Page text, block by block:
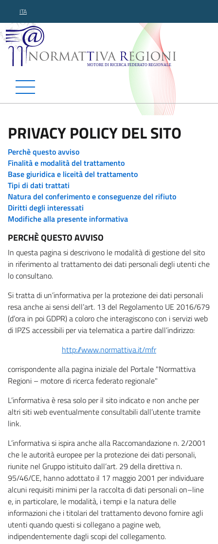
ITA
Normattiva Regioni -
PRIVACY POLICY DEL SITO
Perchè questo avviso
Finalità e modalità del trattamento
Base giuridica e liceità del trattamento
Tipi di dati trattati
Natura del conferimento e conseguenze del rifiuto
Diritti degli interessati
Modifiche alla presente informativa
PERCHÈ QUESTO AVVISO
In questa pagina si descrivono le modalità di gestione del sito
in riferimento al trattamento dei dati personali degli utenti che
lo consultano.
Si tratta di un’informativa per la protezione dei dati personali
resa anche ai sensi dell’art. 13 del Regolamento UE 2016/679
(d’ora in poi GDPR) a coloro che interagiscono con i servizi web
di IPZS accessibili per via telematica a partire dall’indirizzo:
http://www.normattiva.it/mfr
corrispondente alla pagina iniziale del Portale "Normattiva
Regioni – motore di ricerca federato regionale"
L’informativa è resa solo per il sito indicato e non anche per
altri siti web eventualmente consultabili dall’utente tramite
link.
L’informativa si ispira anche alla Raccomandazione n. 2/2001
che le autorità europee per la protezione dei dati personali,
riunite nel Gruppo istituito dall’art. 29 della direttiva n.
95/46/CE, hanno adottato il 17 maggio 2001 per individuare
alcuni requisiti minimi per la raccolta di dati personali on–line
e, in particolare, le modalità, i tempi e la natura delle
informazioni che i titolari del trattamento devono fornire agli
utenti quando questi si collegano a pagine web,
indipendentemente dagli scopi del collegamento.